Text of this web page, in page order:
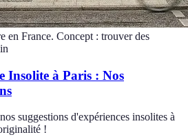
en France. Concept : trouver des
Insolite à Paris : Nos
suggestions d'expériences insolites à
!